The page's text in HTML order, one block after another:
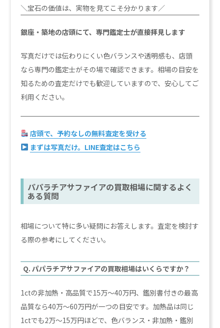
＼宝石の価値は、実物を見てこそ分かります／
銀座・築地の店頭にて、専門鑑定士が直接拝見します
写真だけでは伝わりにくい色バランスや透明感も、店頭
なら専門の鑑定士がその場で確認できます。相場の目安を
知るための査定だけでも歓迎していますので、安心してご
利用ください。
店頭で、予約なしの無料査定を受ける
まずは写真だけ。LINE査定はこちら
パパラチアサファイアの買取相場に関するよく
ある質問
相場について特に多い疑問にお答えします。査定を検討す
る際の参考にしてください。
Q. パパラチアサファイアの買取相場はいくらですか？
1ctの非加熱・高品質で15万〜40万円、鑑別書付きの最高
品質なら40万〜60万円が一つの目安です。加熱品は同じ
1ctでも2万〜15万円ほどで、色バランス・非加熱・鑑別